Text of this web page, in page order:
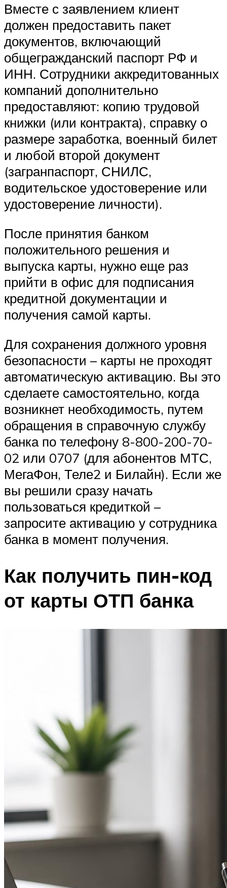
Вместе с заявлением клиент
должен предоставить пакет
документов, включающий
общегражданский паспорт РФ и
ИНН. Сотрудники аккредитованных
компаний дополнительно
предоставляют: копию трудовой
книжки (или контракта), справку о
размере заработка, военный билет
и любой второй документ
(загранпаспорт, СНИЛС,
водительское удостоверение или
удостоверение личности).
После принятия банком
положительного решения и
выпуска карты, нужно еще раз
прийти в офис для подписания
кредитной документации и
получения самой карты.
Для сохранения должного уровня
безопасности – карты не проходят
автоматическую активацию. Вы это
сделаете самостоятельно, когда
возникнет необходимость, путем
обращения в справочную службу
банка по телефону 8-800-200-70-
02 или 0707 (для абонентов МТС,
МегаФон, Теле2 и Билайн). Если же
вы решили сразу начать
пользоваться кредиткой –
запросите активацию у сотрудника
банка в момент получения.
Как получить пин-код
от карты ОТП банка